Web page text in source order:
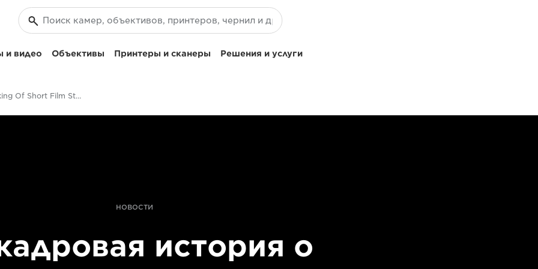
и видео Объективы Принтеры и сканеры Решения и услуги
The Making Of Short Film Stump With The EOS C200
НОВОСТИ
история о